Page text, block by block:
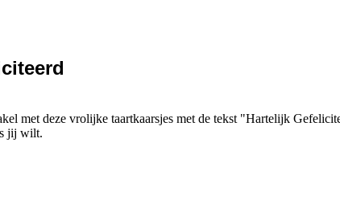
met deze vrolijke taartkaarsjes met de tekst "Hartelijk
jij wilt.